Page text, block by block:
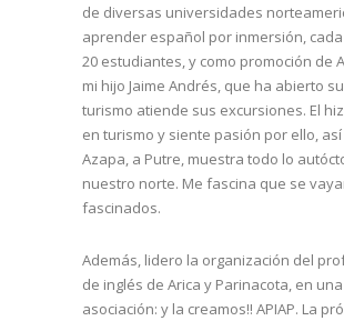
de diversas universidades
aprender español por inmersión,
20 estudiantes, y como promoción de
mi hijo Jaime Andrés, que ha abierto
turismo atiende sus excursiones. El
en turismo y siente pasión por ello,
Azapa, a Putre, muestra todo lo
nuestro norte. Me fascina que se
fascinados.
Además, lidero la organización del
de inglés de Arica y Parinacota, en una
asociación: y la creamos!! APIAP. La